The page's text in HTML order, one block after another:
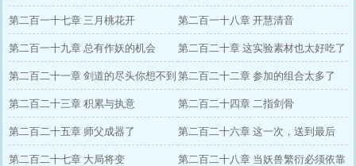
第二百一十七章 三月桃花开 第二百一十八章 开慧清音
第二百一十九章 总有作妖的机会 第二百二十章 这实验素材也太好吃了
吧
第二百二十一章 剑道的尽头你想不到 第二百二十二章 参加的组合太多了
第二百二十三章 积累与执意 第二百二十四章 二指剑骨
第二百二十五章 师父成器了 第二百二十六章 这一次，送到最后
第二百二十七章 大局将变 第二百二十八章 当妖兽繁衍必须依靠